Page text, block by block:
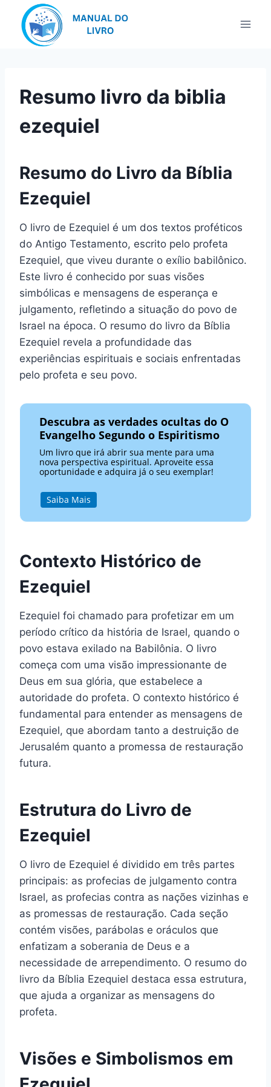
Resumo livro da biblia
ezequiel
Resumo do Livro da Bíblia
Ezequiel
O livro de Ezequiel é um dos textos proféticos
do Antigo Testamento, escrito pelo profeta
Ezequiel, que viveu durante o exílio babilônico.
Este livro é conhecido por suas visões
simbólicas e mensagens de esperança e
julgamento, refletindo a situação do povo de
Israel na época. O resumo do livro da Bíblia
Ezequiel revela a profundidade das
experiências espirituais e sociais enfrentadas
pelo profeta e seu povo.
Descubra as verdades ocultas do O
Evangelho Segundo o Espiritismo
Um livro que irá abrir sua mente para uma
nova perspectiva espiritual. Aproveite essa
oportunidade e adquira já o seu exemplar!
Saiba Mais
Contexto Histórico de
Ezequiel
Ezequiel foi chamado para profetizar em um
período crítico da história de Israel, quando o
povo estava exilado na Babilônia. O livro
começa com uma visão impressionante de
Deus em sua glória, que estabelece a
autoridade do profeta. O contexto histórico é
fundamental para entender as mensagens de
Ezequiel, que abordam tanto a destruição de
Jerusalém quanto a promessa de restauração
futura.
Estrutura do Livro de
Ezequiel
O livro de Ezequiel é dividido em três partes
principais: as profecias de julgamento contra
Israel, as profecias contra as nações vizinhas e
as promessas de restauração. Cada seção
contém visões, parábolas e oráculos que
enfatizam a soberania de Deus e a
necessidade de arrependimento. O resumo do
livro da Bíblia Ezequiel destaca essa estrutura,
que ajuda a organizar as mensagens do
profeta.
Visões e Simbolismos em